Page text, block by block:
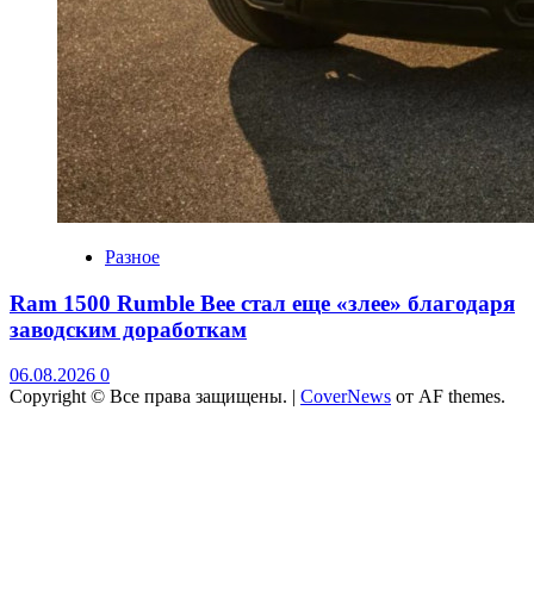
Разное
Ram 1500 Rumble Bee стал еще «злее» благодаря
заводским доработкам
06.08.2026 0
Copyright © Все права защищены. | CoverNews от AF themes.